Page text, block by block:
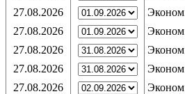
27.08.2026
Эконом
27.08.2026
Эконом
27.08.2026
Эконом
27.08.2026
Эконом
27.08.2026
Эконом